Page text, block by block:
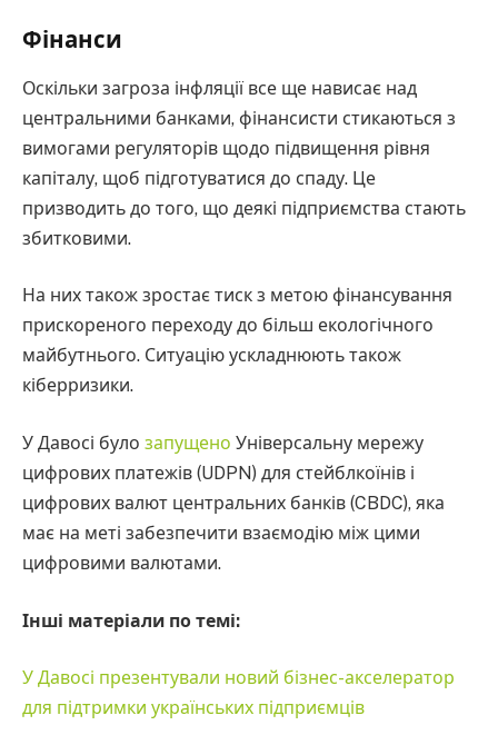
Фінанси
Оскільки загроза інфляції все ще нависає над
центральними банками, фінансисти стикаються з
вимогами регуляторів щодо підвищення рівня
капіталу, щоб підготуватися до спаду. Це
призводить до того, що деякі підприємства стають
збитковими.
На них також зростає тиск з метою фінансування
прискореного переходу до більш екологічного
майбутнього. Ситуацію ускладнюють також
кіберризики.
У Давосі було запущено Універсальну мережу
цифрових платежів (UDPN) для стейблкоїнів і
цифрових валют центральних банків (CBDC), яка
має на меті забезпечити взаємодію між цими
цифровими валютами.
Інші матеріали по темі:
У Давосі презентували новий бізнес-акселератор
для підтримки українських підприємців